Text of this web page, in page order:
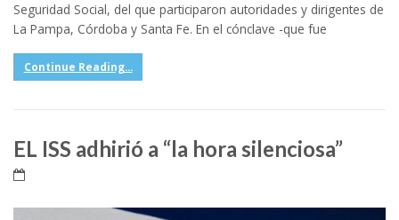
Seguridad Social, del que participaron autoridades y dirigentes de
La Pampa, Córdoba y Santa Fe. En el cónclave -que fue
Continue Reading...
EL ISS adhirió a “la hora silenciosa”